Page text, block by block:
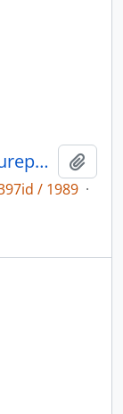
Índios de Roraima: Makuxi, Taurepang, Ingarikó, Wapixana.
/ 1989 ·